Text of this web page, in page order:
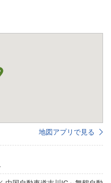
地図アプリで見る